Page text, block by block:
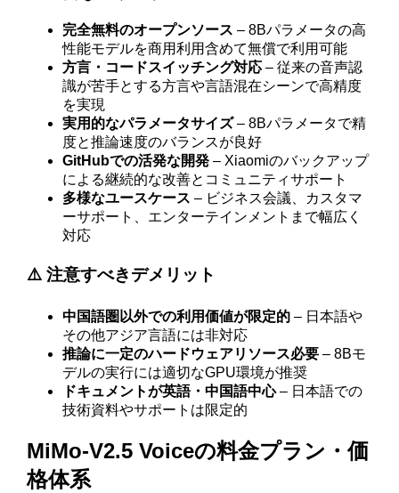
完全無料のオープンソース – 8Bパラメータの高
性能モデルを商用利用含めて無償で利用可能
方言・コードスイッチング対応 – 従来の音声認
識が苦手とする方言や言語混在シーンで高精度
を実現
実用的なパラメータサイズ– 8Bパラメータで精
度と推論速度のバランスが良好
GitHubでの活発な開発 – Xiaomiのバックアップ
による継続的な改善とコミュニティサポート
多様なユースケース – ビジネス会議、カスタマ
ーサポート、エンターテインメントまで幅広く
対応
⚠️ 注意すべきデメリット
中国語圏以外での利用価値が限定的 – 日本語や
その他アジア言語には非対応
推論に一定のハードウェアリソース必要 – 8Bモ
デルの実行には適切なGPU環境が推奨
ドキュメントが英語・中国語中心– 日本語での
技術資料やサポートは限定的
MiMo-V2.5 Voiceの料金プラン・価
格体系